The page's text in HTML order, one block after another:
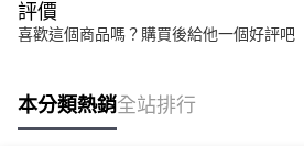
評價
喜歡這個商品嗎？購買後給他一個好評吧
本分類熱銷全站排行